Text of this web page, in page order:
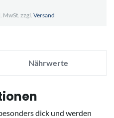
MwSt. zzgl. Versand
Nährwerte
dick und werden